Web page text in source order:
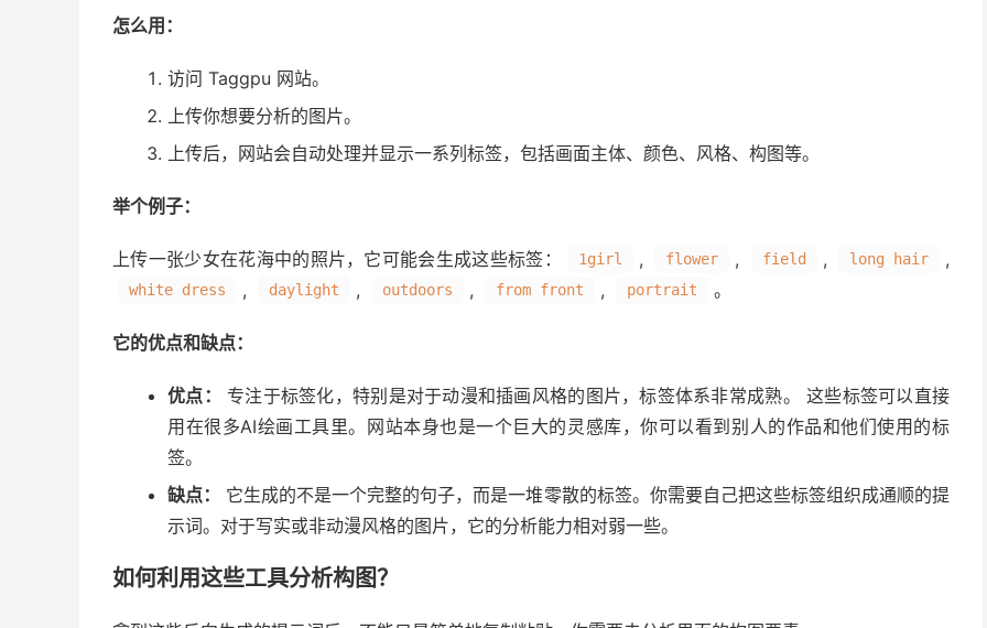
怎么用：
访问 Taggpu 网站。
上传你想要分析的图片。
上传后，网站会自动处理并显示一系列标签，包括画面主体、颜色、风格、构图等。
举个例子：
上传一张少女在花海中的照片，它可能会生成这些标签： 1girl , flower , field , long hair ,
white dress , daylight , outdoors , from front , portrait 。
它的优点和缺点：
优点：
专注于标签化，特别是对于动漫和插画风格的图片，标签体系非常成熟。 这些标签可以直接
用在很多AI绘画工具里。网站本身也是一个巨大的灵感库，你可以看到别人的作品和他们使用的标
签。
缺点：
它生成的不是一个完整的句子，而是一堆零散的标签。你需要自己把这些标签组织成通顺的提
示词。对于写实或非动漫风格的图片，它的分析能力相对弱一些。
如何利用这些工具分析构图？